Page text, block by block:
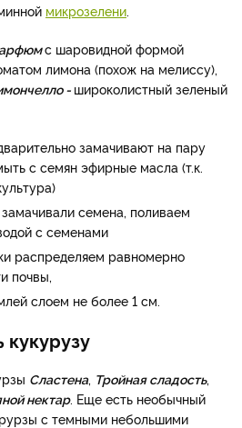
микрозелени
с шаровидной формой
лимона (похож на мелиссу),
- широколистный зеленый
замачивают на пару
с семян эфирные масла (т.к.
семена, поливаем
с семенами
распределяем равномерно
почвы,
слоем не более 1 см.
кукурузу
Сластена, Тройная сладость,
нектар. Еще есть необычный
с темными небольшими